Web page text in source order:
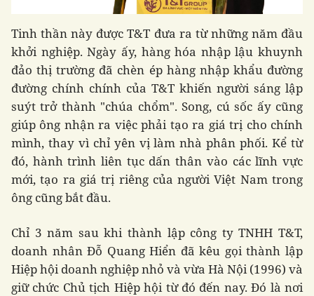
Tinh thần này được T&T đưa ra từ những năm đầu
khởi nghiệp. Ngày ấy, hàng hóa nhập lậu khuynh
đảo thị trường đã chèn ép hàng nhập khẩu đường
đường chính chính của T&T khiến người sáng lập
suýt trở thành "chúa chổm". Song, cú sốc ấy cũng
giúp ông nhận ra việc phải tạo ra giá trị cho chính
mình, thay vì chỉ yên vị làm nhà phân phối. Kể từ
đó, hành trình liên tục dấn thân vào các lĩnh vực
mới, tạo ra giá trị riêng của người Việt Nam trong
ông cũng bắt đầu.
Chỉ 3 năm sau khi thành lập công ty TNHH T&T,
doanh nhân Đỗ Quang Hiển đã kêu gọi thành lập
Hiệp hội doanh nghiệp nhỏ và vừa Hà Nội (1996) và
giữ chức Chủ tịch Hiệp hội từ đó đến nay. Đó là nơi